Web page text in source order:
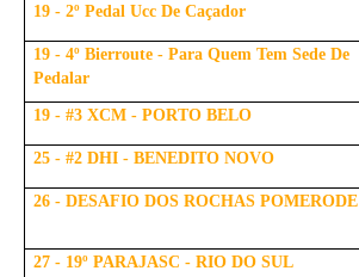
19 - 2º Pedal Ucc De Caçador
19 - 4º Bierroute - Para Quem Tem Sede De
Pedalar
19 - #3 XCM - PORTO BELO
25 - #2 DHI - BENEDITO NOVO
26 - DESAFIO DOS ROCHAS POMERODE
27 - 19º PARAJASC - RIO DO SUL